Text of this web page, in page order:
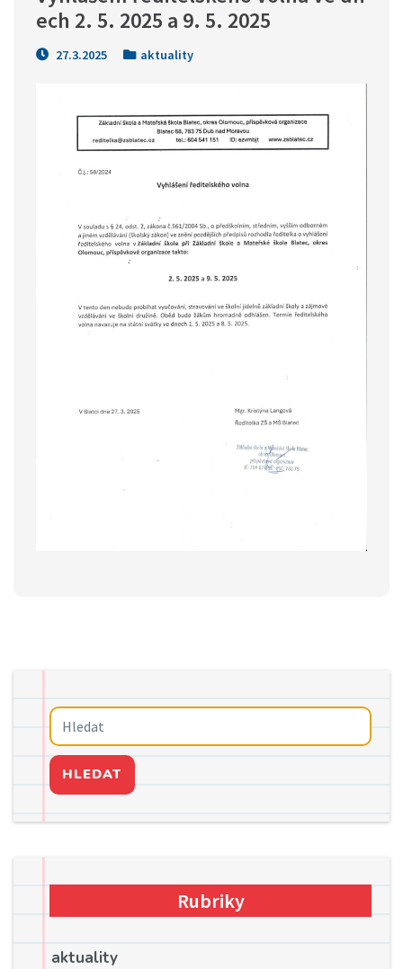
ech 2. 5. 2025 a 9. 5. 2025
27.3.2025 aktuality
HLEDAT
Rubriky
aktuality